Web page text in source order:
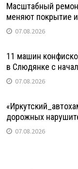
Масштабный
меняют покрытие
07.08.2026
11 машин
в Слюдянке с
07.08.2026
дорожных
07.08.2026